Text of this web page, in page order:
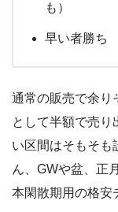
も）
早い者勝ち
通常の販売で余り
として半額で売り
い区間はそもそも
ん、GWや盆、正
本閑散期用の格安